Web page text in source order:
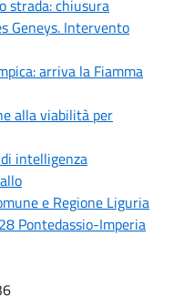
strada: chiusura
Geneys. Intervento
arriva la Fiamma
alla viabilità per
intelligenza
e Regione Liguria
Pontedassio-Imperia